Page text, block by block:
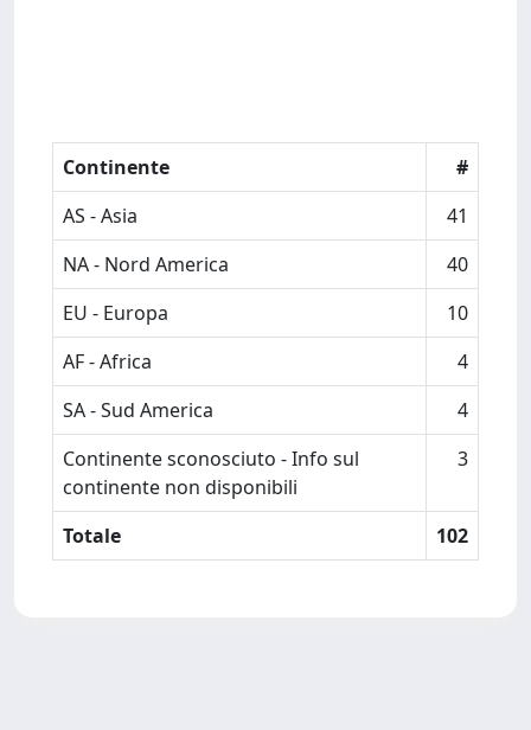
Continente
#
AS - Asia
41
NA - Nord America
40
EU - Europa
10
AF - Africa
4
SA - Sud America
4
Continente sconosciuto - Info sul
continente non disponibili
3
Totale 102